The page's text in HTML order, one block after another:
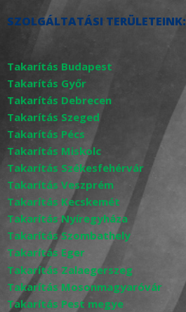
SZOLGÁLTATÁSI TERÜLETEINK:
Takarítás Budapest
Takarítás Győr
Takarítás Debrecen
Takarítás Szeged
Takarítás Pécs
Takarítás Miskolc
Takarítás Székesfehérvár
Takarítás Veszprém
Takarítás Kecskemét
Takarítás Nyíregyháza
Takarítás Szombathely
Takarítás Eger
Takarítás Zalaegerszeg
Takarítás Mosonmagyaróvár
Takarítás Pest megye